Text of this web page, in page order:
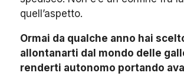
quell’aspetto.
Ormai da qualche anno hai
allontanarti dal mondo delle
renderti autonomo portando